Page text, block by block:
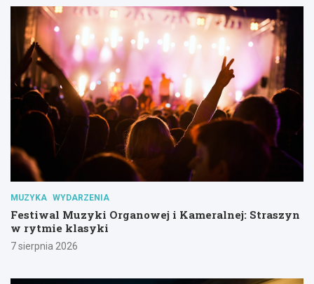
MUZYKA WYDARZENIA
Festiwal Muzyki Organowej i Kameralnej: Straszyn
w rytmie klasyki
7 sierpnia 2026